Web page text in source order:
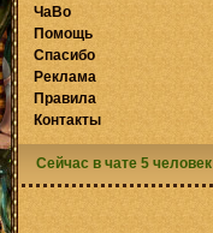
ЧаВо
Помощь
Спасибо
Реклама
Правила
Контакты
Сейчас в чате 5 человек